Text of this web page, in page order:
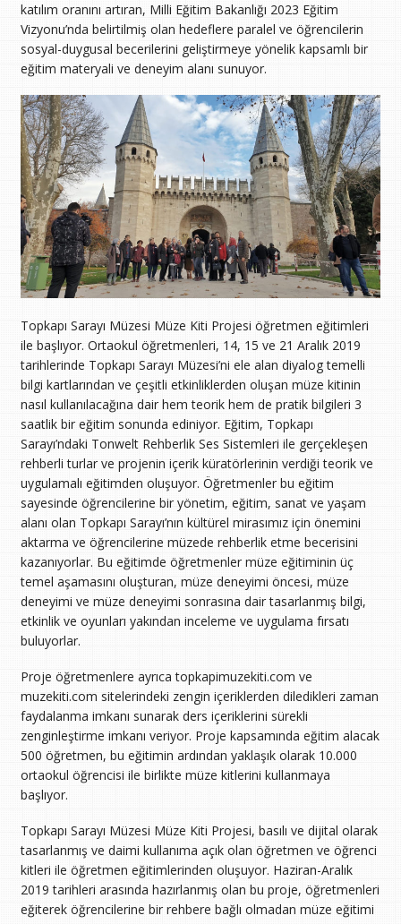
katılım oranını artıran, Milli Eğitim Bakanlığı 2023 Eğitim
Vizyonu’nda belirtilmiş olan hedeflere paralel ve öğrencilerin
sosyal-duygusal becerilerini geliştirmeye yönelik kapsamlı bir
eğitim materyali ve deneyim alanı sunuyor.
Topkapı Sarayı Müzesi Müze Kiti Projesi öğretmen eğitimleri
ile başlıyor. Ortaokul öğretmenleri, 14, 15 ve 21 Aralık 2019
tarihlerinde Topkapı Sarayı Müzesi’ni ele alan diyalog temelli
bilgi kartlarından ve çeşitli etkinliklerden oluşan müze kitinin
nasıl kullanılacağına dair hem teorik hem de pratik bilgileri 3
saatlik bir eğitim sonunda ediniyor. Eğitim, Topkapı
Sarayı’ndaki Tonwelt Rehberlik Ses Sistemleri ile gerçekleşen
rehberli turlar ve projenin içerik küratörlerinin verdiği teorik ve
uygulamalı eğitimden oluşuyor. Öğretmenler bu eğitim
sayesinde öğrencilerine bir yönetim, eğitim, sanat ve yaşam
alanı olan Topkapı Sarayı’nın kültürel mirasımız için önemini
aktarma ve öğrencilerine müzede rehberlik etme becerisini
kazanıyorlar. Bu eğitimde öğretmenler müze eğitiminin üç
temel aşamasını oluşturan, müze deneyimi öncesi, müze
deneyimi ve müze deneyimi sonrasına dair tasarlanmış bilgi,
etkinlik ve oyunları yakından inceleme ve uygulama fırsatı
buluyorlar.
Proje öğretmenlere ayrıca topkapimuzekiti.com ve
muzekiti.com sitelerindeki zengin içeriklerden diledikleri zaman
faydalanma imkanı sunarak ders içeriklerini sürekli
zenginleştirme imkanı veriyor. Proje kapsamında eğitim alacak
500 öğretmen, bu eğitimin ardından yaklaşık olarak 10.000
ortaokul öğrencisi ile birlikte müze kitlerini kullanmaya
başlıyor.
Topkapı Sarayı Müzesi Müze Kiti Projesi, basılı ve dijital olarak
tasarlanmış ve daimi kullanıma açık olan öğretmen ve öğrenci
kitleri ile öğretmen eğitimlerinden oluşuyor. Haziran-Aralık
2019 tarihleri arasında hazırlanmış olan bu proje, öğretmenleri
eğiterek öğrencilerine bir rehbere bağlı olmadan müze eğitimi